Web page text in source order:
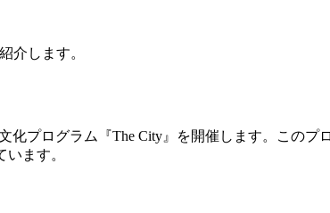
介します。
プログラム『The City』を開催します。この
ます。